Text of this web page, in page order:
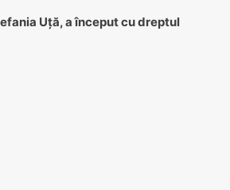
Uță, a început cu dreptul